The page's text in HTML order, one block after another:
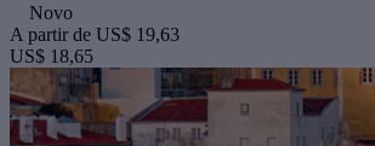
Novo
A partir de US$ 19,63
US$ 18,65